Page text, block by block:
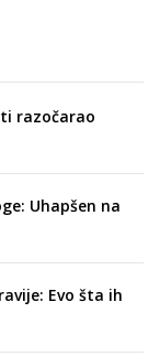
razočarao
Uhapšen na
Evo šta ih